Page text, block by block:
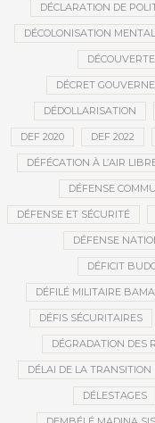
DÉCLARATION DE
DÉCOLONISATION
DÉCOUVERTE
DÉCRET
DÉDOLLARISATION
DEF 2020 DEF 2022
DÉFÉCATION À L’AIR
DÉFENSE
DÉFENSE ET SÉCURITÉ
DÉFENSE
DÉFICIT
DÉFILÉ MILITAIRE
DÉFIS SÉCURITAIRES
DÉGRADATION DES
DÉLAI DE LA TRANSITION
DÉLESTAGES